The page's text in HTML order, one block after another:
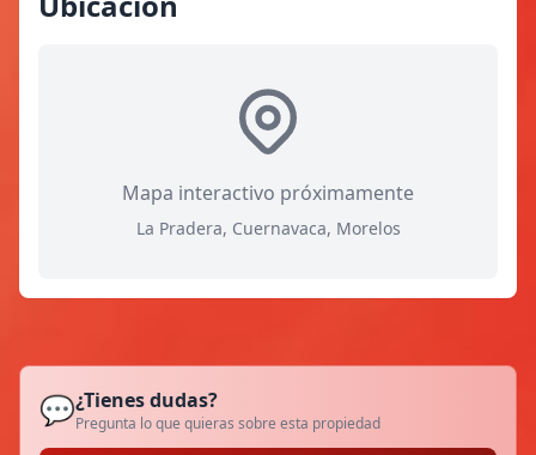
Mapa interactivo próximamente
La Pradera, Cuernavaca, Morelos
💬¿Tienes dudas?
Pregunta lo que quieras sobre esta propiedad